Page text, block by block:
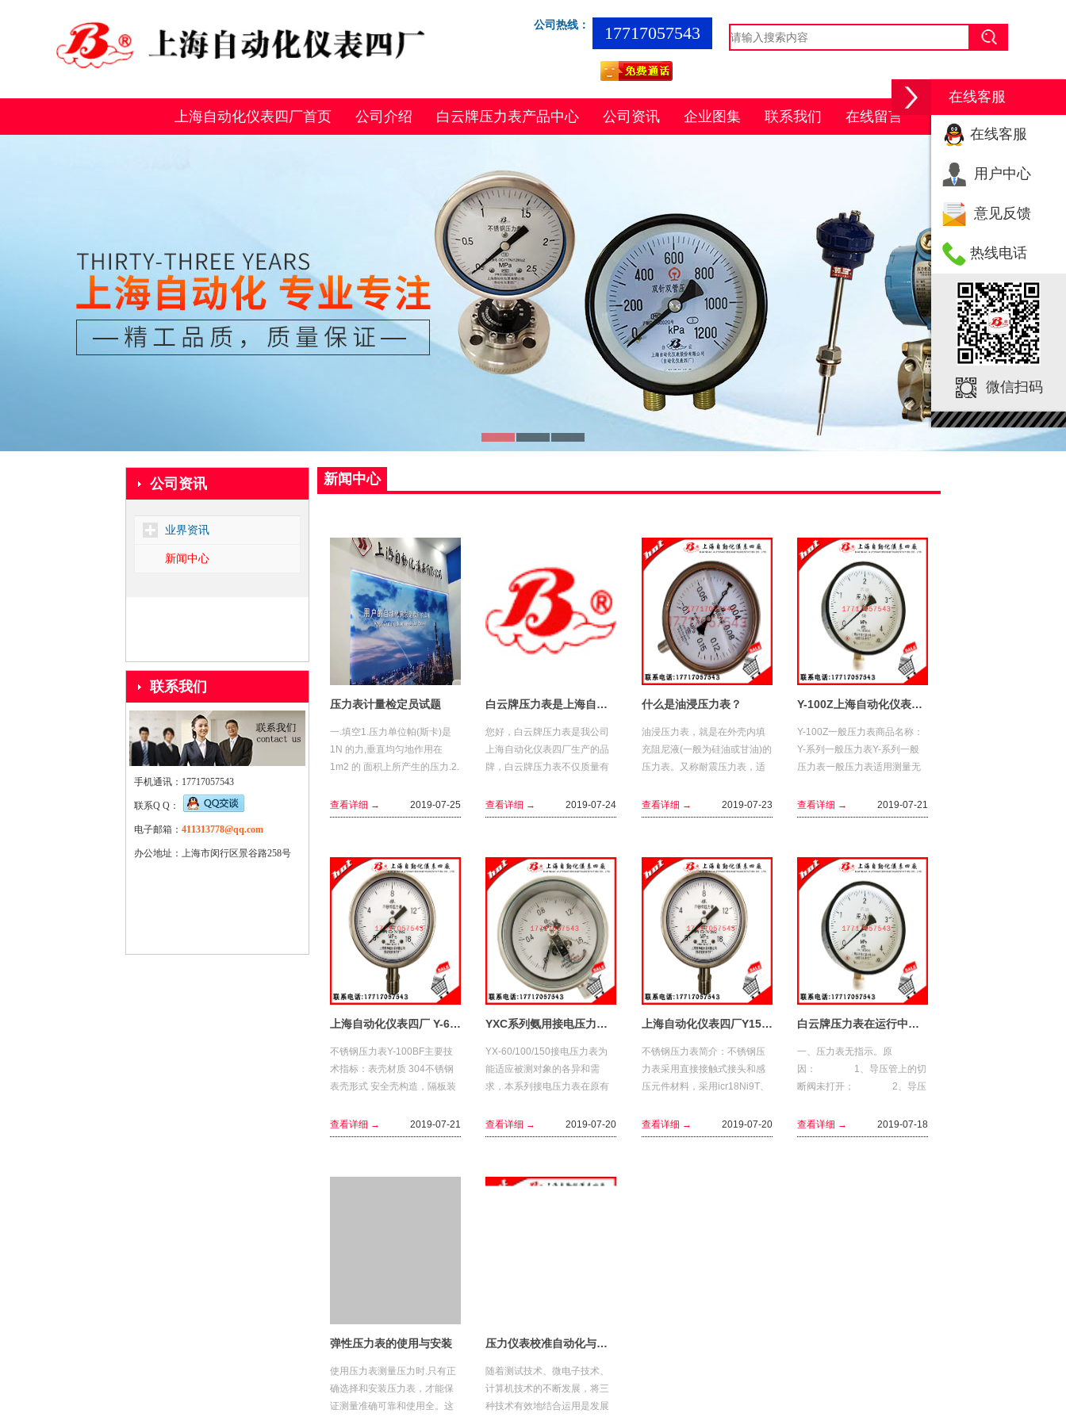
在线客服
在线客服
用户中心
意见反馈
热线电话
微信扫码
公司热线： 17717057543
上海自动化仪表四厂首页 公司介绍 白云牌压力表产品中心 公司资讯 企业图集 联系我们 在线留言
公司资讯
业界资讯
新闻中心
新闻中心
压力表计量检定员试题
一.填空1.压力单位帕(斯卡)是
1N 的力,垂直均匀地作用在
1m2 的 面积上所产生的压力.2.
律,即弹性元件...
查看详细 → 2019-07-25
白云牌压力表是上海自动化仪表四厂生产的吗？
您好，白云牌压力表是我公司
上海自动化仪表四厂生产的品
牌，白云牌压力表不仅质量有
工程中。是指定品牌！欢迎大
家前来选购。...
查看详细 → 2019-07-24
什么是油浸压力表？
油浸压力表，就是在外壳内填
充阻尼液(一般为硅油或甘油)的
压力表。又称耐震压力表，适
压力脉动较大的场合。...
查看详细 → 2019-07-23
Y-100Z上海自动化仪表四厂Y-40Z压力表Y60Z Y150Z Y-200Z Y-250ZT
Y-100Z一般压力表商品名称：
Y-系列一般压力表Y-系列一般
压力表一般压力表适用测量无
和铜合金无腐蚀作用的液体、
气体或蒸汽的压力。技...
查看详细 → 2019-07-21
上海自动化仪表四厂 Y-63B-F Y-103B-F Y-153B-FZ不锈钢压力表YTH-100
不锈钢压力表Y-100BF主要技
术指标：表壳材质 304不锈钢
表壳形式 安全壳构造，隔板装
管同316不锈钢接体氩弧焊接机
芯 3...
查看详细 → 2019-07-21
YXC系列氨用接电压力表上海自仪四厂
YX-60/100/150接电压力表为
能适应被测对象的各异和需
求，本系列接电压力表在原有
相继研制了抗振型、耐蚀型、
耐蚀抗振型以及带有隔...
查看详细 → 2019-07-20
上海自动化仪表四厂Y150BF不锈钢压力表
不锈钢压力表简介：不锈钢压
力表采用直接接触式接头和感
压元件材料，采用icr18Ni9T、
结构为全密封型，不锈钢压力...
查看详细 → 2019-07-20
白云牌压力表在运行中常见的故障及原因
一、压力表无指示。原
因： 1、导压管上的切
断阀未打开； 2、导压
头内污物淤积过多而堵
塞； 4、弹簧管裂
查看详细 → 2019-07-18
弹性压力表的使用与安装
使用压力表测量压力时.只有正
确选择和安装压力表，才能保
证测量准确可靠和使用全。这
压力仪表校准自动化与计量管理智能化系统
随着测试技术、微电子技术、
计算机技术的不断发展，将三
种技术有效地结合运用是发展
联系我们
手机通讯：17717057543
联系Q Q：
电子邮箱： 411313778@qq.com
办公地址：上海市闵行区景谷路258号